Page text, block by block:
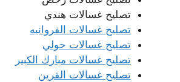
تصليح غسالات هندي
تصليح غسالات الفروانيه
تصليح غسالات حولي
تصليح غسالات مبارك الكبير
تصليح غسالات القرين